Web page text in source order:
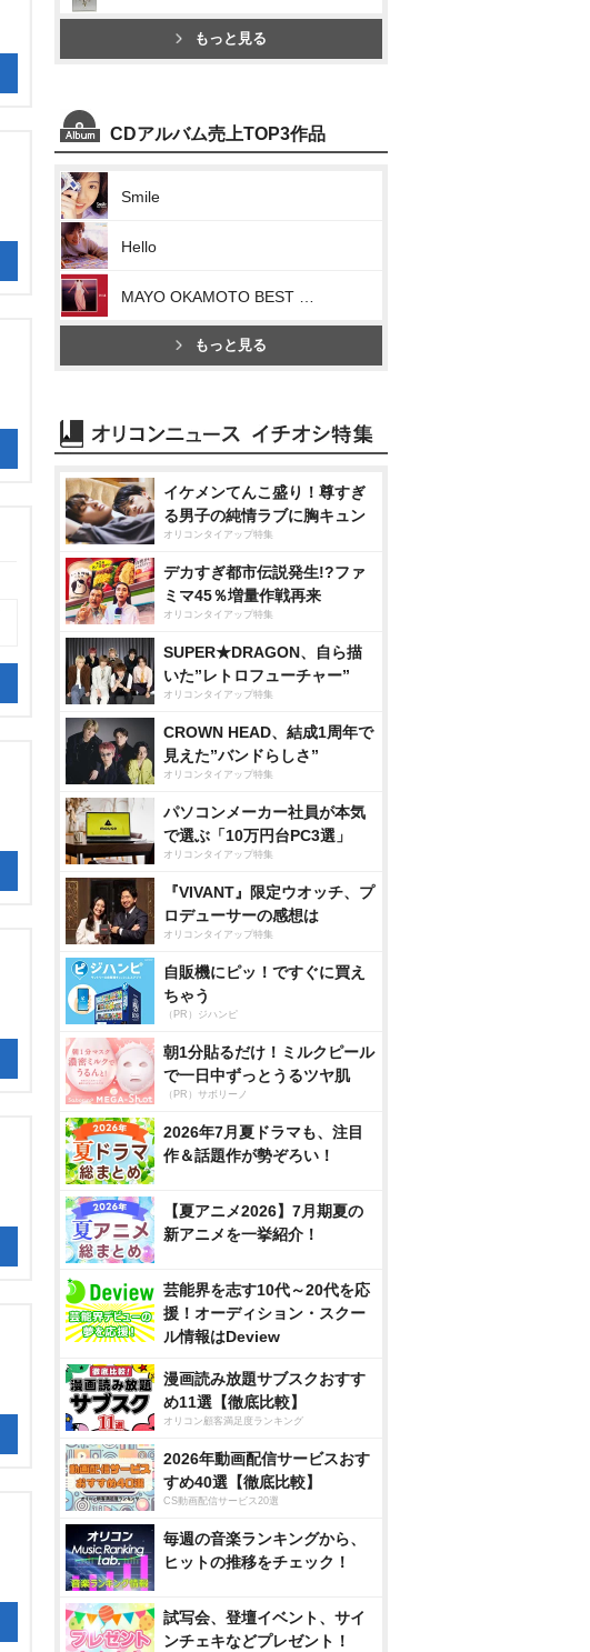
もっと見る
CDアルバム売上TOP3作品
Smile
Hello
もっと見る
イケメンてんこ盛り！尊すぎ
る男子の純情ラブに胸キュン
オリコンタイアップ特集
デカすぎ都市伝説発生!?ファ
ミマ45％増量作戦再来
オリコンタイアップ特集
SUPER★DRAGON、自ら描
いた”レトロフューチャー”
オリコンタイアップ特集
CROWN HEAD、結成1周年で
見えた”バンドらしさ”
オリコンタイアップ特集
パソコンメーカー社員が本気
で選ぶ「10万円台PC3選」
オリコンタイアップ特集
『VIVANT』限定ウオッチ、プ
ロデューサーの感想は
オリコンタイアップ特集
自販機にピッ！ですぐに買え
ちゃう
（PR）ジハンピ
朝1分貼るだけ！ミルクピール
で一日中ずっとうるツヤ肌
（PR）サボリーノ
2026年7月夏ドラマも、注目
作＆話題作が勢ぞろい！
【夏アニメ2026】7月期夏の
新アニメを一挙紹介！
芸能界を志す10代～20代を応
援！オーディション・スクー
ル情報はDeview
漫画読み放題サブスクおすす
め11選【徹底比較】
オリコン顧客満足度ランキング
2026年動画配信サービスおす
すめ40選【徹底比較】
CS動画配信サービス20選
毎週の音楽ランキングから、
ヒットの推移をチェック！
試写会、登壇イベント、サイ
ンチェキなどプレゼント！